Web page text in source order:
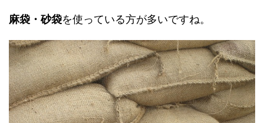
麻袋・砂袋を使っている方が多いですね。